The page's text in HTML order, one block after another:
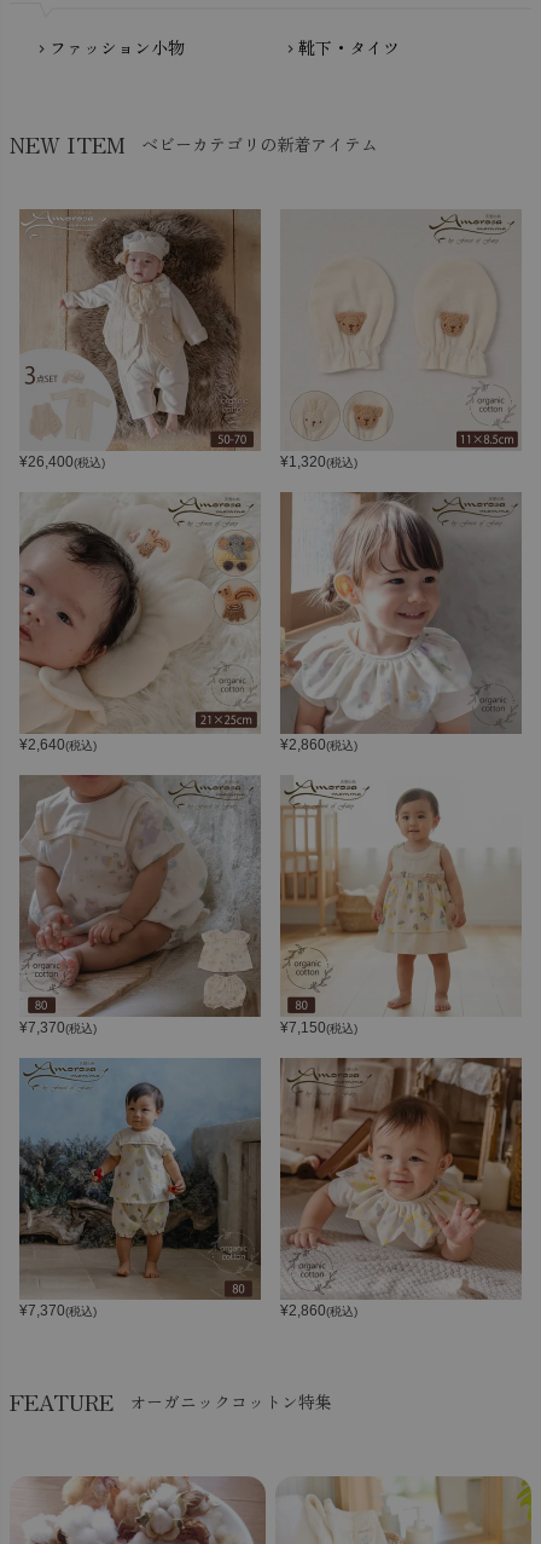
chevron_right ファッション小物 chevron_right 靴下・タイツ
NEW ITEM ベビーカテゴリの新着アイテム
¥26,400(税込) ¥1,320(税込)
¥2,640(税込) ¥2,860(税込)
¥7,370(税込) ¥7,150(税込)
¥7,370(税込) ¥2,860(税込)
FEATURE オーガニックコットン特集